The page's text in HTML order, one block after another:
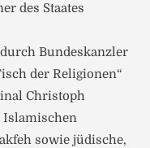
des Staates
Bundeskanzler
der Religionen“
Christoph
Islamischen
sowie jüdische,